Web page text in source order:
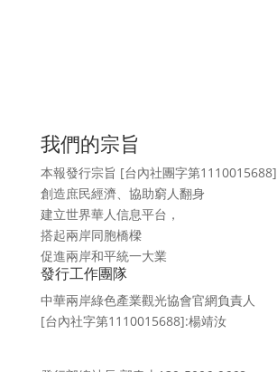
我們的宗旨
本報發行宗旨 [台內社團字第1110015688]
創造庶民經濟、協助窮人翻身
建立世界華人信息平台，
搭起兩岸同胞橋樑
促進兩岸和平統一大業
發行工作團隊
中華兩岸綠色產業觀光協會官網負責人
[台內社字第1110015688]:楊靖汝